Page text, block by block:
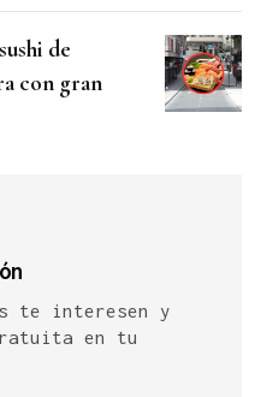
de
con gran
te interesen y
en tu